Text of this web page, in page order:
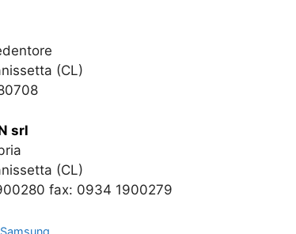
(CL)
srl
(CL)
fax: 0934 1900279